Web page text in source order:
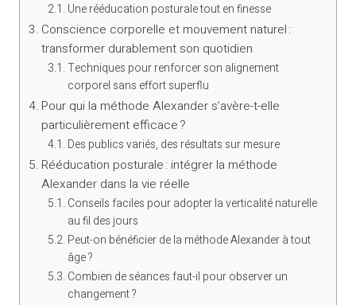
Une rééducation posturale tout en finesse
Conscience corporelle et mouvement naturel :
transformer durablement son quotidien
Techniques pour renforcer son alignement
corporel sans effort superflu
Pour qui la méthode Alexander s’avère-t-elle
particulièrement efficace ?
Des publics variés, des résultats sur mesure
Rééducation posturale : intégrer la méthode
Alexander dans la vie réelle
Conseils faciles pour adopter la verticalité naturelle
au fil des jours
Peut-on bénéficier de la méthode Alexander à tout
âge ?
Combien de séances faut-il pour observer un
changement ?